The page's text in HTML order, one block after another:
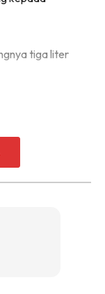
tiga liter